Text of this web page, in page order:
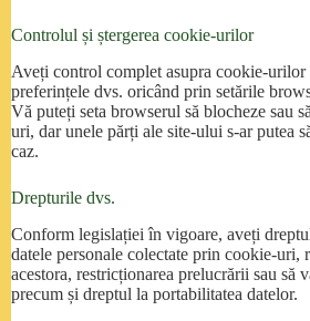
Controlul și ștergerea cookie-urilor
Aveți control complet asupra cookie-urilor
preferințele dvs. oricând prin setările
Vă puteți seta browserul să blocheze sau
uri, dar unele părți ale site-ului s-ar putea
caz.
Drepturile dvs.
Conform legislației în vigoare, aveți
datele personale colectate prin cookie-uri,
acestora, restricționarea prelucrării sau să
precum și dreptul la portabilitatea datelor.